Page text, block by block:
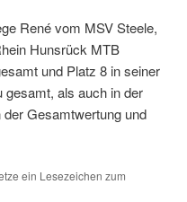
René vom MSV Steele,
Hunsrück MTB
und Platz 8 in seiner
gesamt, als auch in der
Gesamtwertung und
ein Lesezeichen zum